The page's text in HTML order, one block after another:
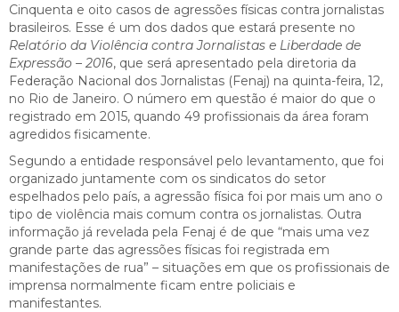
Cinquenta e oito casos de agressões físicas contra jornalistas
brasileiros. Esse é um dos dados que estará presente no
Relatório da Violência contra Jornalistas e Liberdade de
Expressão – 2016, que será apresentado pela diretoria da
Federação Nacional dos Jornalistas (Fenaj) na quinta-feira, 12,
no Rio de Janeiro. O número em questão é maior do que o
registrado em 2015, quando 49 profissionais da área foram
agredidos fisicamente.
Segundo a entidade responsável pelo levantamento, que foi
organizado juntamente com os sindicatos do setor
espelhados pelo país, a agressão física foi por mais um ano o
tipo de violência mais comum contra os jornalistas. Outra
informação já revelada pela Fenaj é de que “mais uma vez
grande parte das agressões físicas foi registrada em
manifestações de rua” – situações em que os profissionais de
imprensa normalmente ficam entre policiais e
manifestantes.